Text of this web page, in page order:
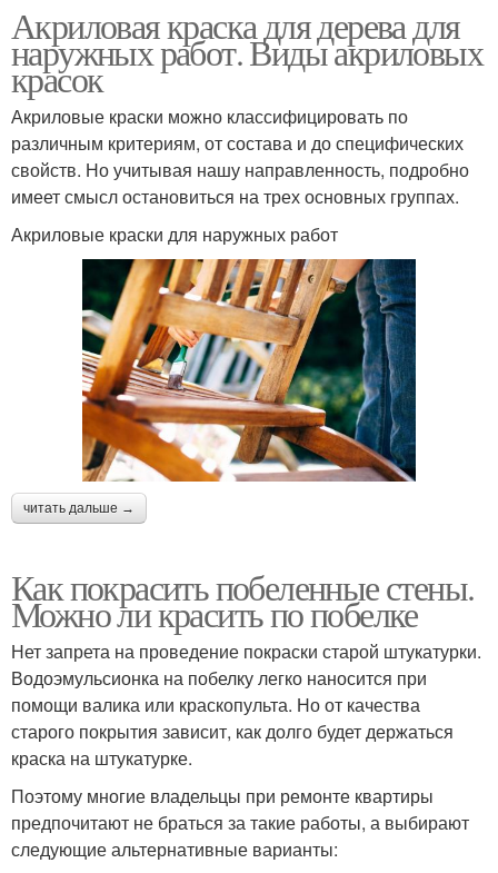
Акриловая краска для дерева для
наружных работ. Виды акриловых
красок
Акриловые краски можно классифицировать по
различным критериям, от состава и до специфических
свойств. Но учитывая нашу направленность, подробно
имеет смысл остановиться на трех основных группах.
Акриловые краски для наружных работ
читать дальше →
Как покрасить побеленные стены.
Можно ли красить по побелке
Нет запрета на проведение покраски старой штукатурки.
Водоэмульсионка на побелку легко наносится при
помощи валика или краскопульта. Но от качества
старого покрытия зависит, как долго будет держаться
краска на штукатурке.
Поэтому многие владельцы при ремонте квартиры
предпочитают не браться за такие работы, а выбирают
следующие альтернативные варианты: